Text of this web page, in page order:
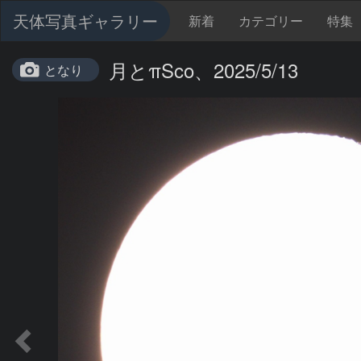
天体写真ギャラリー 新着 カテゴリー 特集
となり 月とπSco、2025/5/13